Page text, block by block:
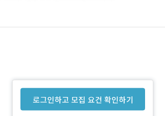
로그인하고 모집 요건 확인하기